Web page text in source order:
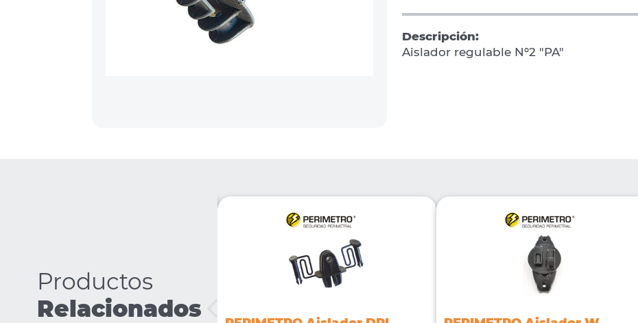
Descripción:
Aislador regulable Nº2 "PA"
Productos
Relacionados
PERIMETRO AISLADOR DPL